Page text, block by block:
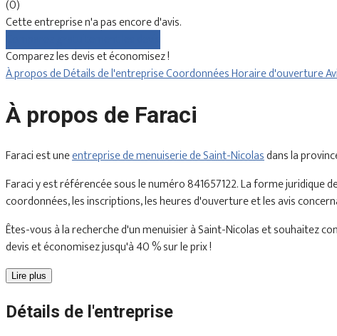
(0)
Cette entreprise n'a pas encore d'avis.
Comparez les devis et économisez !
À propos deDétails de l'entrepriseCoordonnéesHoraire d'ouverture
À propos de Faraci
Faraci est uneentreprise de menuiserie de Saint-Nicolasdans la
Faraci y est référencée sous le numéro 841657122. La forme juridique
coordonnées, les inscriptions, les heures d'ouverture et les avis
Êtes-vous à la recherche d'un menuisier à Saint-Nicolas et souhaitez
devis et économisez jusqu'à 40 % sur le prix !
Lire plus
Détails de l'entreprise